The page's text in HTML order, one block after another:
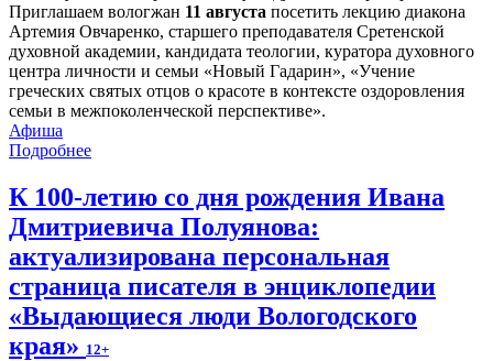
Приглашаем вологжан 11 августа посетить лекцию диакона
Артемия Овчаренко, старшего преподавателя Сретенской
духовной академии, кандидата теологии, куратора духовного
центра личности и семьи «Новый Гадарин», «Учение
греческих святых отцов о красоте в контексте оздоровления
семьи в межпоколенческой перспективе».
Афиша
Подробнее
К 100-летию со дня рождения Ивана
Дмитриевича Полуянова:
актуализирована персональная
страница писателя в энциклопедии
«Выдающиеся люди Вологодского
края» 12+